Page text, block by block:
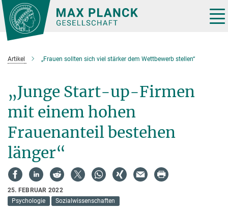
Hauptinhalt
Artikel „Frauen sollten sich viel stärker dem Wettbewerb stellen“
„Junge Start-up-Firmen
mit einem hohen
Frauenanteil bestehen
länger“
25. FEBRUAR 2022
Psychologie
Sozialwissenschaften